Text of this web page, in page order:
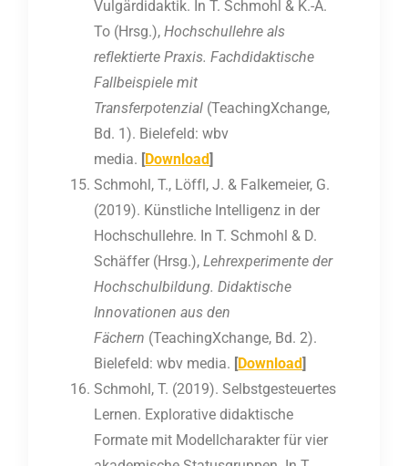
Vulgärdidaktik. In T. Schmohl & K.-A.
To (Hrsg.),Hochschullehre als
reflektierte Praxis. Fachdidaktische
Fallbeispiele mit
Transferpotenzial (TeachingXchange,
Bd. 1). Bielefeld: wbv
media. [Download]
Schmohl, T., Löffl, J. & Falkemeier, G.
(2019). Künstliche Intelligenz in der
Hochschullehre. In T. Schmohl & D.
Schäffer (Hrsg.),Lehrexperimente der
Hochschulbildung. Didaktische
Innovationen aus den
Fächern (TeachingXchange, Bd. 2).
Bielefeld: wbv media. [Download]
Schmohl, T. (2019). Selbstgesteuertes
Lernen. Explorative didaktische
Formate mit Modellcharakter für vier